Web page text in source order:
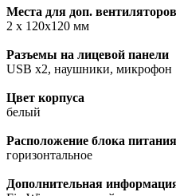
Места для доп. вентиляторов
2 x 120x120 мм
Разъемы на лицевой панели
USB x2, наушники, микрофон
Цвет корпуса
белый
Расположение блока питания
горизонтальное
Дополнительная